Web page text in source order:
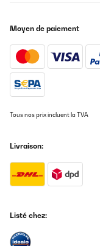
Moyen de paiement
Tous nos prix incluent la TVA
Livraison:
Listé chez: